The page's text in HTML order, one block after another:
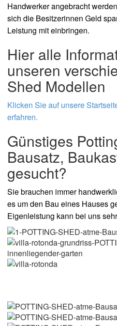
Handwerker angebracht
sich die Besitzerinnen Geld
Leistung mit einbringen.
Hier alle
unseren
Shed Modellen
Klicken Sie auf unsere
erfahren.
Günstiges
Bausatz,
gesucht?
Sie brauchen immer
es um den Bau eines Hauses
Eigenleistung kann bei uns